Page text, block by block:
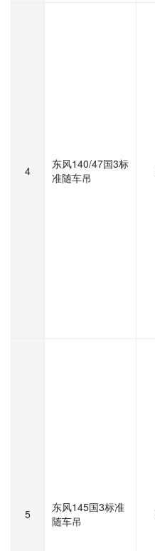
4
东风140/47国3标
准随车吊
5
东风145国3标准
随车吊